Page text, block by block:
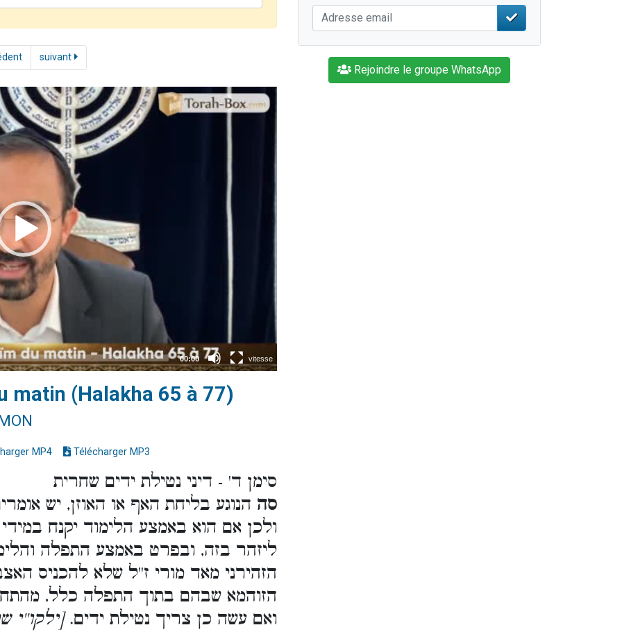
suivant
matin (Halakha 65 à 77)
MP4 Télécharger MP3
סימן ד' - דיני נטילת ידים שחרית
סה הנוגע בליחת האף או האוזן, יש
ולכן אם הוא באמצע הלימוד יקנח
ליזהר בזה, ובפרט באמצע התפלה
הזהירני מאד מורי ז''ל שלא להכניס
הזוהמא שבהם בתוך התפלה כלל,
ואם עשה כן צריך נטילת ידים.[ילקו''י
Rejoindre le groupe WhatsApp